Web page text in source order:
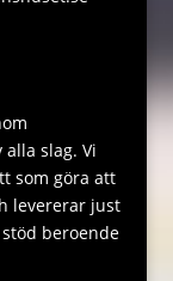
slag. Vi
som göra att
levererar just
beroende